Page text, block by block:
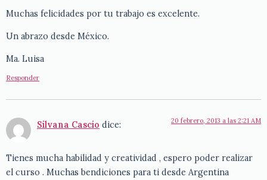
Muchas felicidades por tu trabajo es excelente.
Un abrazo desde México.
Ma. Luisa
Responder
Silvana Cascio dice: 20 febrero, 2013 a las 2:21 AM
Tienes mucha habilidad y creatividad , espero poder realizar
el curso . Muchas bendiciones para ti desde Argentina